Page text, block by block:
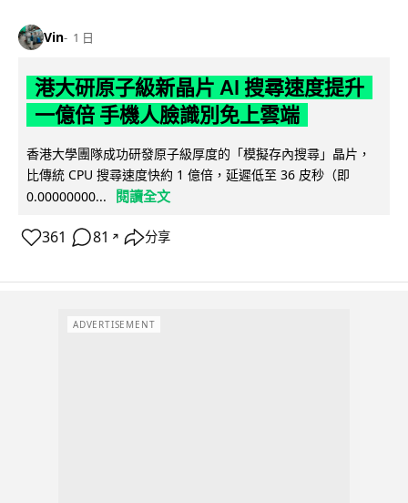
Vin 1 日
港大研原子級新晶片 AI 搜尋速度提升
一億倍 手機人臉識別免上雲端
香港大學團隊成功研發原子級厚度的「模擬存內搜尋」晶片，
比傳統 CPU 搜尋速度快約 1 億倍，延遲低至 36 皮秒（即
0.00000000...
閱讀全文
361 81 ↗ 分享
ADVERTISEMENT